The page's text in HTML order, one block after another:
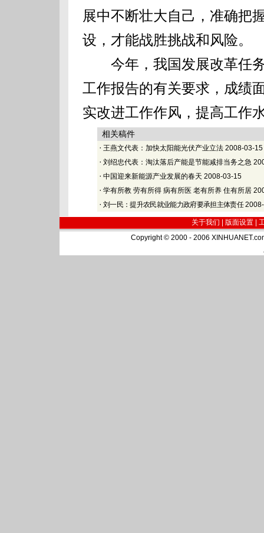
展中不断壮大自己，准确把
设，才能战胜挑战和风险。
今年，我国发展改革任务
工作报告的有关要求，成绩
实改进工作作风，提高工作
相关稿件
· 王燕文代表：加快太阳能光伏产业立法 2008-03-15
· 刘绍忠代表：淘汰落后产能是节能减排当务之急
· 中国迎来新能源产业发展的春天 2008-03-15
· 学有所教 劳有所得 病有所医 老有所养 住有所居
· 刘一民：提升农民就业能力政府要承担主体责任
关于我们 | 版面设置
Copyright © 2000 - 2006